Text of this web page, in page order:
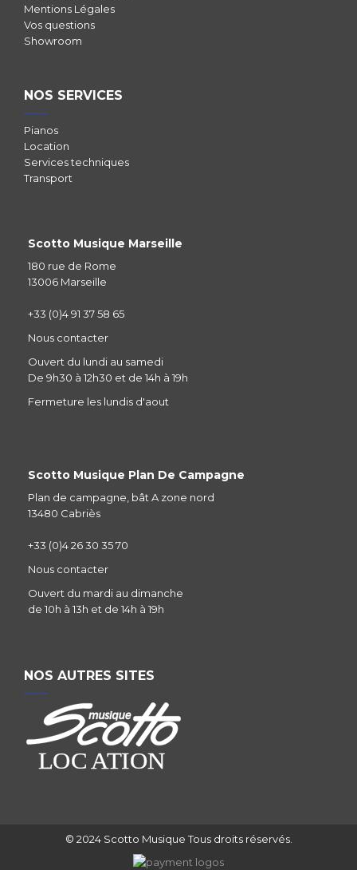
Mentions Légales
Vos questions
Showroom
NOS SERVICES
Pianos
Location
Services techniques
Transport
Scotto Musique Marseille
180 rue de Rome
13006 Marseille
+33 (0)4 91 37 58 65
Nous contacter
Ouvert du lundi au samedi
De 9h30 à 12h30 et de 14h à 19h
Fermeture les lundis d'aout
Scotto Musique Plan De Campagne
Plan de campagne, bât A zone nord
13480 Cabriès
+33 (0)4 26 30 35 70
Nous contacter
Ouvert du mardi au dimanche
de 10h à 13h et de 14h à 19h
NOS AUTRES SITES
© 2024 Scotto Musique Tous droits réservés.